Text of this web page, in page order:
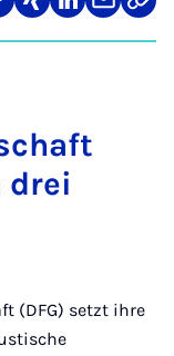
Teilen
auf
Teilen
auf
Teilen
über
Link
drei
(DFG) setzt ihre